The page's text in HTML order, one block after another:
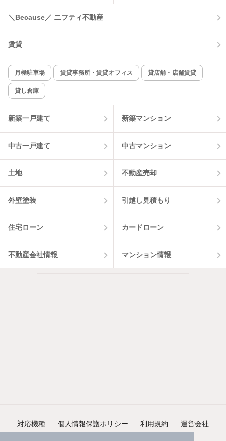
コンロ2口以上
新着のみ インターネット無料
該当件数:
物件一覧に反映
＼Because／ ニフティ不動産
賃貸
月極駐車場 賃貸事務所・賃貸オフィス 貸店舗・店舗賃貸
貸し倉庫
新築一戸建て 新築マンション
中古一戸建て 中古マンション
土地 不動産売却
外壁塗装 引越し見積もり
住宅ローン カードローン
不動産会社情報 マンション情報
対応機種 個人情報保護ポリシー 利用規約 運営会社